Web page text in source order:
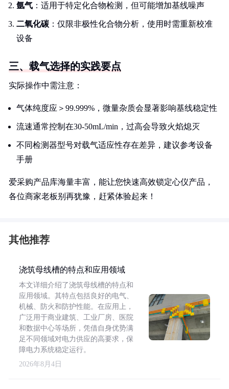
氩气 ：适用于特定化合物检测，但可能增加基线噪声
二氧化碳 ：仅限非极性化合物分析，使用时需重新校准
设备
三、载气选择的实践要点
实际操作中需注意：
气体纯度应＞99.999%，微量杂质会显著影响基线稳定性
流速通常控制在30-50mL/min，过高会导致火焰熄灭
不同检测器型号对载气适应性存在差异，建议参考设备
手册
爱采购产品库海量丰富，能让您快速高效锁定心仪产品，
各位商家老板别再犹豫，赶紧体验起来！
其他推荐
浇筑母线槽的特点和应用领域
本文详细介绍了浇筑母线槽的特点和
应用领域。其特点包括良好的电气、
机械、防火和防护性能。在应用上，
广泛用于商业建筑、工业厂房、医院
和数据中心等场所，凭借自身优势满
足不同领域对电力供应的高要求，保
障电力系统稳定运行。
2026年8月4日